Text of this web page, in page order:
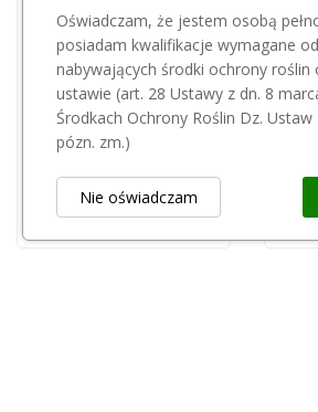
STOCKER
Stocker zbiornik 8l 237
67,99 zł
Oświadczam, że jestem osobą
posiadam kwalifikacje wymagane
nabywających środki ochrony roślin
ustawie (art. 28 Ustawy z dn. 8
Środkach Ochrony Roślin Dz.
pózn. zm.)
Nie oświadczam